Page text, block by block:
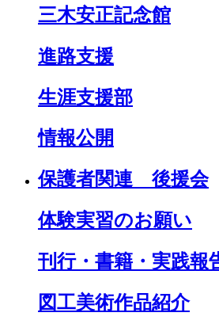
三木安正記念館
進路支援
生涯支援部
情報公開
保護者関連 後援会
体験実習のお願い
刊行・書籍・実践報
図工美術作品紹介